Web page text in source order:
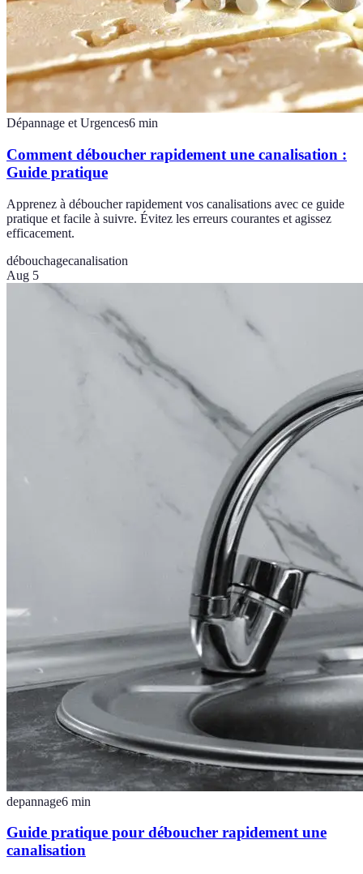
Dépannage et Urgences6 min
Comment déboucher rapidement une canalisation :
Guide pratique
Apprenez à déboucher rapidement vos canalisations avec ce guide
pratique et facile à suivre. Évitez les erreurs courantes et agissez
efficacement.
débouchagecanalisation
Aug 5
depannage6 min
Guide pratique pour déboucher rapidement une
canalisation